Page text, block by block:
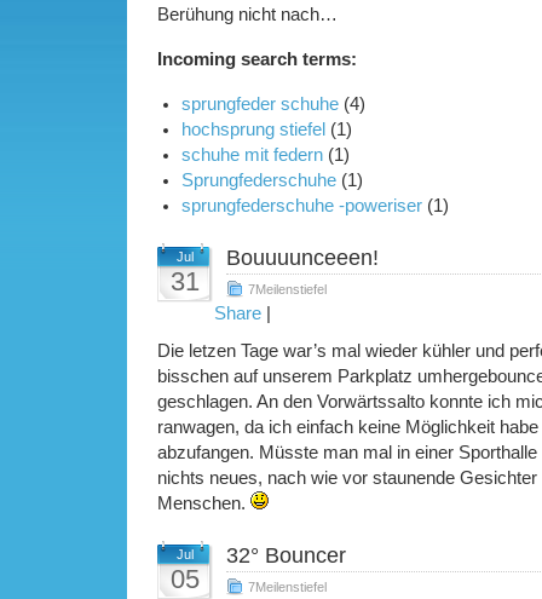
Berühung nicht nach…
Incoming search terms:
sprungfeder schuhe (4)
hochsprung stiefel (1)
schuhe mit federn (1)
Sprungfederschuhe (1)
sprungfederschuhe -poweriser (1)
Jul
31
Bouuuunceeen!
7Meilenstiefel
Share
Die letzen Tage war’s mal wieder kühler und
bisschen auf unserem Parkplatz
geschlagen. An den Vorwärtssalto konnte ich
ranwagen, da ich einfach keine Möglichkeit
abzufangen. Müsste man mal in einer
nichts neues, nach wie vor staunende
Menschen.
Jul
05
32° Bouncer
7Meilenstiefel